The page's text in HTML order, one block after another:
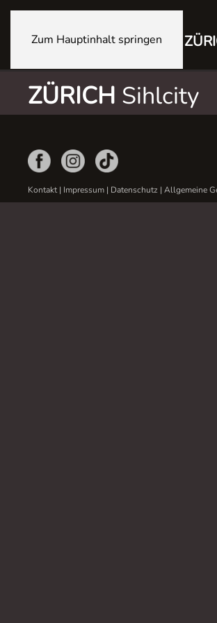
Zum Hauptinhalt springen
ZÜRICH Sihlcity
Kontakt| Impressum | Datenschutz | Allgemeine